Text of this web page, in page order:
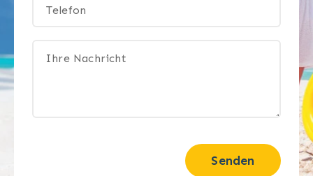
Senden